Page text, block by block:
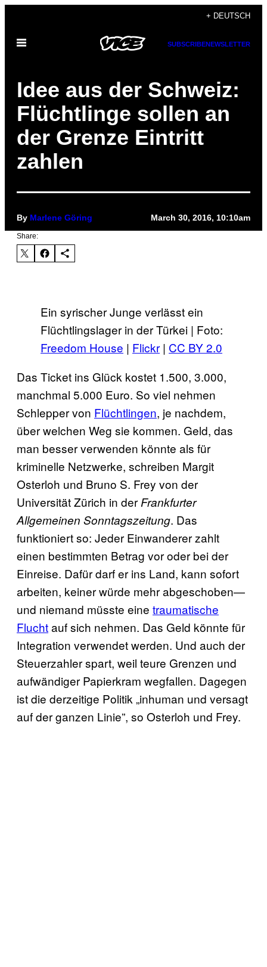
content
+ DEUTSCH
Open
SUBSCRIBENEWSLETTER
Idee aus der Schweiz:
Flüchtlinge sollen an
der Grenze Eintritt
zahlen
By Marlene Göring March 30, 2016, 10:10am
Share:
Ein syrischer Junge verlässt ein
Flüchtlingslager in der Türkei | Foto:
Freedom House | Flickr | CC BY 2.0
Das Ticket ins Glück kostet 1.500, 3.000,
manchmal 5.000 Euro. So viel nehmen
Schlepper von Flüchtlingen, je nachdem,
über welchen Weg sie kommen. Geld, das
man besser verwenden könnte als für
kriminelle Netzwerke, schreiben Margit
Osterloh und Bruno S. Frey von der
Universität Zürich in der Frankfurter
Allgemeinen Sonntagszeitung. Das
funktioniert so: Jeder Einwanderer zahlt
einen bestimmten Betrag vor oder bei der
Einreise. Dafür darf er ins Land, kann sofort
arbeiten, keiner würde mehr abgeschoben—
und niemand müsste eine traumatische
Fluchtauf sich nehmen. Das Geld könnte für
Integration verwendet werden. Und auch der
Steuerzahler spart, weil teure Grenzen und
aufwändiger Papierkram wegfallen. Dagegen
ist die derzeitige Politik „inhuman und versagt
auf der ganzen Linie”, so Osterloh und Frey.